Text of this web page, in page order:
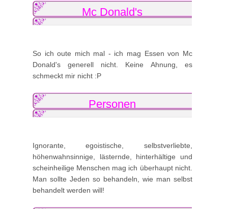
Mc Donald's
So ich oute mich mal - ich mag Essen von Mc
Donald's generell nicht. Keine Ahnung, es
schmeckt mir nicht :P
Personen
Ignorante, egoistische, selbstverliebte,
höhenwahnsinnige, lästernde, hinterhältige und
scheinheilige Menschen mag ich überhaupt nicht.
Man sollte Jeden so behandeln, wie man selbst
behandelt werden will!